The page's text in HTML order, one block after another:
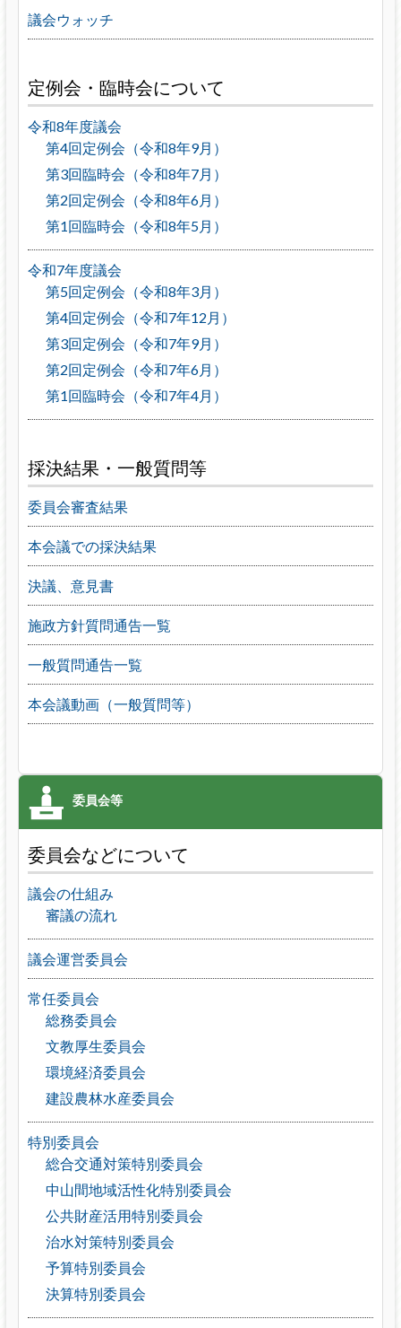
議会ウォッチ
定例会・臨時会について
令和8年度議会
第4回定例会（令和8年9月）
第3回臨時会（令和8年7月）
第2回定例会（令和8年6月）
第1回臨時会（令和8年5月）
令和7年度議会
第5回定例会（令和8年3月）
第4回定例会（令和7年12月）
第3回定例会（令和7年9月）
第2回定例会（令和7年6月）
第1回臨時会（令和7年4月）
採決結果・一般質問等
委員会審査結果
本会議での採決結果
決議、意見書
施政方針質問通告一覧
一般質問通告一覧
本会議動画（一般質問等）
委員会などについて
議会の仕組み
審議の流れ
議会運営委員会
常任委員会
総務委員会
文教厚生委員会
環境経済委員会
建設農林水産委員会
特別委員会
総合交通対策特別委員会
中山間地域活性化特別委員会
公共財産活用特別委員会
治水対策特別委員会
予算特別委員会
決算特別委員会